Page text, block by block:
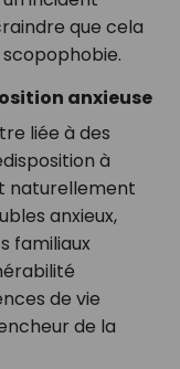
que cela
anxieuse
liée à des
à
naturellement
anxieux,
familiaux
de vie
de la